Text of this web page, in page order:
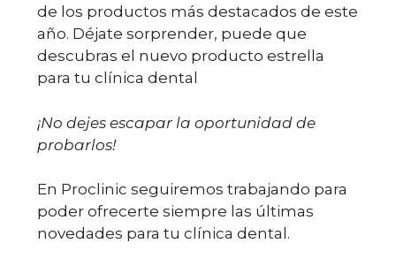
de los productos más destacados de este
año. Déjate sorprender, puede que
descubras el nuevo producto estrella
para tu clínica dental
¡No dejes escapar la oportunidad de
probarlos!
En Proclinic seguiremos trabajando para
poder ofrecerte siempre las últimas
novedades para tu clínica dental.